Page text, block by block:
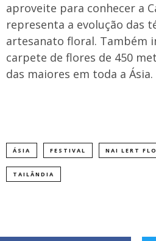
aproveite para conhecer a
representa a evolução das
artesanato floral. Também
carpete de flores de 450
das maiores em toda a Ásia.
ÁSIA FESTIVAL NAI LERT
TAILÂNDIA